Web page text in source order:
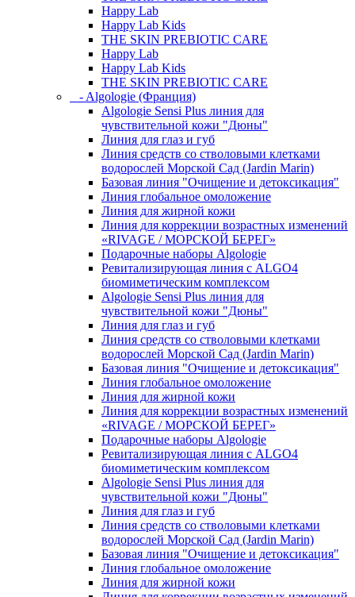
Happy Lab
Happy Lab Kids
THE SKIN PREBIOTIC CARE
Happy Lab
Happy Lab Kids
THE SKIN PREBIOTIC CARE
- Algologie (Франция)
Algologie Sensi Plus линия для
чувcтвительной кожи "Дюны"
Линия для глаз и губ
Линия средств со стволовыми клетками
водорослей Морской Сад (Jardin Marin)
Базовая линия "Очищение и детоксикация"
Линия глобальное омоложение
Линия для жирной кожи
Линия для коррекции возрастных изменений
«RIVAGE / МОРСКОЙ БЕРЕГ»
Подарочные наборы Algologie
Ревитализирующая линия с ALGO4
биомиметическим комплексом
Algologie Sensi Plus линия для
чувcтвительной кожи "Дюны"
Линия для глаз и губ
Линия средств со стволовыми клетками
водорослей Морской Сад (Jardin Marin)
Базовая линия "Очищение и детоксикация"
Линия глобальное омоложение
Линия для жирной кожи
Линия для коррекции возрастных изменений
«RIVAGE / МОРСКОЙ БЕРЕГ»
Подарочные наборы Algologie
Ревитализирующая линия с ALGO4
биомиметическим комплексом
Algologie Sensi Plus линия для
чувcтвительной кожи "Дюны"
Линия для глаз и губ
Линия средств со стволовыми клетками
водорослей Морской Сад (Jardin Marin)
Базовая линия "Очищение и детоксикация"
Линия глобальное омоложение
Линия для жирной кожи